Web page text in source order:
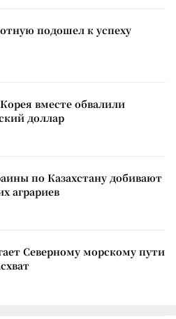
подошел к успеху
вместе обвалили
доллар
по Казахстану добивают
аграриев
Северному морскому пути